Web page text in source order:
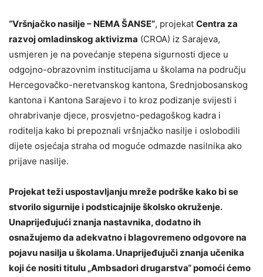
“Vršnjačko nasilje – NEMA ŠANSE”, projekat Centra za
razvoj omladinskog aktivizma (CROA) iz Sarajeva,
usmjeren je na povećanje stepena sigurnosti djece u
odgojno-obrazovnim institucijama u školama na području
Hercegovačko-neretvanskog kantona, Srednjobosanskog
kantona i Kantona Sarajevo i to kroz podizanje svijesti i
ohrabrivanje djece, prosvjetno-pedagoškog kadra i
roditelja kako bi prepoznali vršnjačko nasilje i oslobodili
dijete osjećaja straha od moguće odmazde nasilnika ako
prijave nasilje.
Projekat teži uspostavljanju mreže podrške kako bi se
stvorilo sigurnije i podsticajnije školsko okruženje.
Unaprijeđujući znanja nastavnika, dodatno ih
osnažujemo da adekvatno i blagovremeno odgovore na
pojavu nasilja u školama. Unaprijeđujuči znanja učenika
koji će nositi titulu „Ambsadori drugarstva“ pomoći ćemo